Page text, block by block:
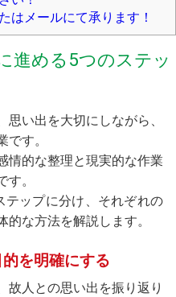
はメールにて承ります！
進める5つのステッ
い出を大切にしながら、
す。
情的な整理と現実的な作業
。
テップに分け、それぞれの
な方法を解説します。
を明確にする
故人との思い出を振り返り